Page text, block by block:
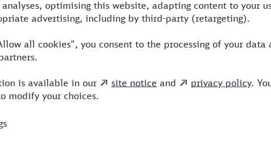
5:09 3 RE,ICE,NX,VIA
6:47